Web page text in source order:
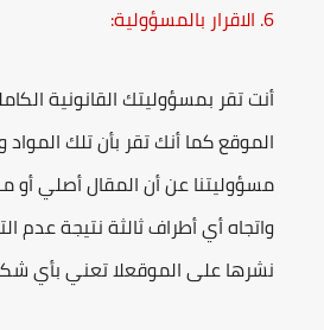
6. الاقرار بالمسؤولية:
أنت تقر بمسؤوليتك القانونية
الموقع كما أنك تقر بأن تلك
مسؤوليتنا عن أن المقال أصلي أو
واتجاه أي أطراف ثالثة نتيجة عدم
نشرها على الموقعلا تعني بأي